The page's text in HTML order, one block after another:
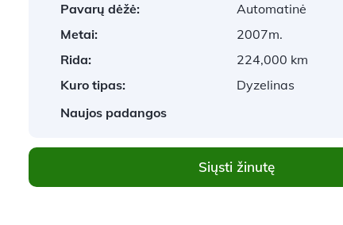
Pavarų dėžė:
Automatinė
Metai:
2007m.
Rida:
224,000 km
Kuro tipas:
Dyzelinas
Naujos padangos
Siųsti žinutę